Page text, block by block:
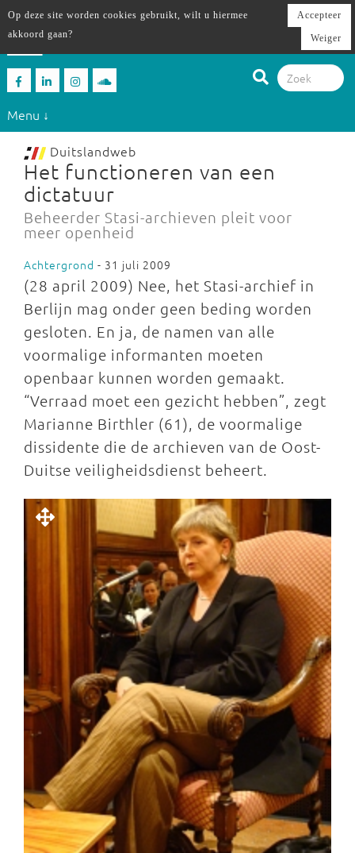
Menu ↓
Duitslandweb
Het functioneren van een
dictatuur
Beheerder Stasi-archieven pleit voor
meer openheid
Achtergrond - 31 juli 2009
(28 april 2009) Nee, het Stasi-archief in
Berlijn mag onder geen beding worden
gesloten. En ja, de namen van alle
voormalige informanten moeten
openbaar kunnen worden gemaakt.
“Verraad moet een gezicht hebben”, zegt
Marianne Birthler (61), de voormalige
dissidente die de archieven van de Oost-
Duitse veiligheidsdienst beheert.
Op deze site worden cookies gebruikt, wilt u hiermee
akkoord gaan?
Accepteer
Weiger